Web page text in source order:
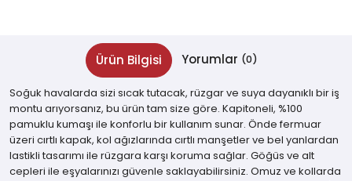
Ürün Bilgisi Yorumlar (0)
Soğuk havalarda sizi sıcak tutacak, rüzgar ve suya dayanıklı bir iş
montu arıyorsanız, bu ürün tam size göre. Kapitoneli, %100
pamuklu kumaşı ile konforlu bir kullanım sunar. Önde fermuar
üzeri cırtlı kapak, kol ağızlarında cırtlı manşetler ve bel yanlardan
lastikli tasarımı ile rüzgara karşı koruma sağlar. Göğüs ve alt
cepleri ile eşyalarınızı güvenle saklayabilirsiniz. Omuz ve kollarda